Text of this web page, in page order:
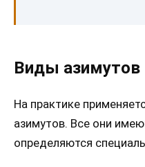
Виды азимутов
На практике
азимутов. Все они
определяются